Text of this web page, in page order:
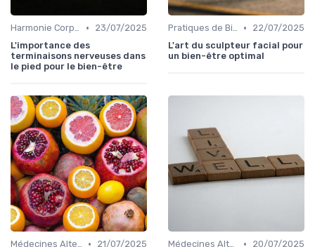
Harmonie Corps-Esprit •
23/07/2025
L'importance des
terminaisons nerveuses dans
le pied pour le bien-être
Pratiques de Bien-être Anciennes •
22/07/2025
L'art du sculpteur facial pour
un bien-être optimal
Médecines Alternatives •
21/07/2025
Médecines Alternatives •
20/07/2025